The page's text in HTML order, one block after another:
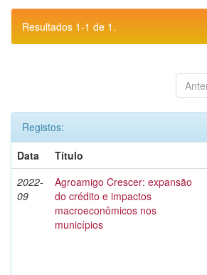
Resultados 1-1 de 1.
Registos:
Data
Título
2022-
09
Agroamigo Crescer: expansão
do crédito e impactos
macroeconômicos nos
municípios